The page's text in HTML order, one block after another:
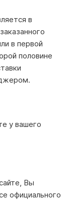
в
в первой
половине
у вашего
Вы
официального